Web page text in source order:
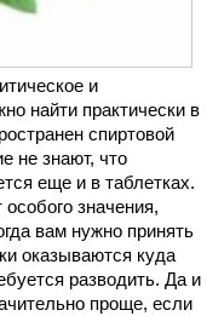
и
найти практически в
спиртовой
не знают, что
еще и в таблетках.
значения,
вам нужно принять
оказываются куда
разводить. Да и
проще, если